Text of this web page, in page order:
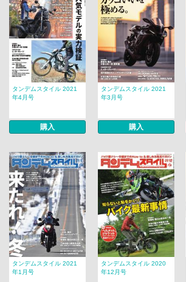
タンデムスタイル 2021
年4月号
購入
タンデムスタイル 2021
年3月号
購入
タンデムスタイル 2021
年1月号
タンデムスタイル 2020
年12月号